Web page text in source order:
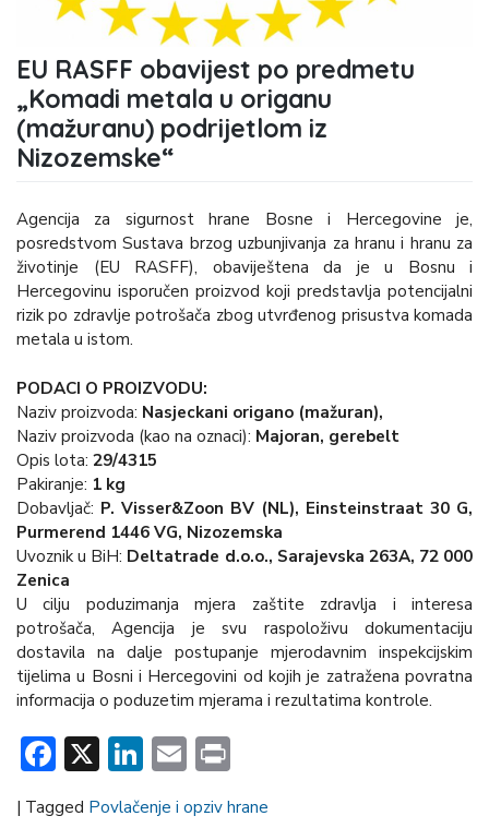
EU RASFF obavijest po predmetu
„Komadi metala u origanu
(mažuranu) podrijetlom iz
Nizozemske“
Agencija za sigurnost hrane Bosne i Hercegovine je,
posredstvom Sustava brzog uzbunjivanja za hranu i hranu za
životinje (EU RASFF), obaviještena da je u Bosnu i
Hercegovinu isporučen proizvod koji predstavlja potencijalni
rizik po zdravlje potrošača zbog utvrđenog prisustva komada
metala u istom.
PODACI O PROIZVODU:
Naziv proizvoda: Nasjeckani origano (mažuran),
Naziv proizvoda (kao na oznaci): Majoran, gerebelt
Opis lota: 29/4315
Pakiranje: 1 kg
Dobavljač: P. Visser&Zoon BV (NL), Einsteinstraat 30 G,
Purmerend 1446 VG, Nizozemska
Uvoznik u BiH: Deltatrade d.o.o., Sarajevska 263A, 72 000
Zenica
U cilju poduzimanja mjera zaštite zdravlja i interesa
potrošača, Agencija je svu raspoloživu dokumentaciju
dostavila na dalje postupanje mjerodavnim inspekcijskim
tijelima u Bosni i Hercegovini od kojih je zatražena povratna
informacija o poduzetim mjerama i rezultatima kontrole.
Facebook
X LinkedIn
Email
| Tagged Povlačenje i opziv hrane